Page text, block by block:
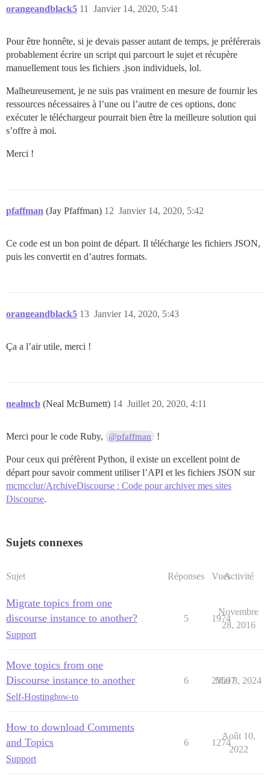
orangeandblack5 Janvier 14, 2020, 5:41
11
Pour être honnête, si je devais passer autant de temps, je préférerais
probablement écrire un script qui parcourt le sujet et récupère
manuellement tous les fichiers .json individuels, lol.
Malheureusement, je ne suis pas vraiment en mesure de fournir les
ressources nécessaires à l’une ou l’autre de ces options, donc
exécuter le téléchargeur pourrait bien être la meilleure solution qui
s’offre à moi.
Merci !
pfaffman (Jay Pfaffman) Janvier 14, 2020, 5:42
12
Ce code est un bon point de départ. Il télécharge les fichiers JSON,
puis les convertit en d’autres formats.
orangeandblack5 Janvier 14, 2020, 5:43
13
Ça a l’air utile, merci !
nealmcb (Neal McBurnett) Juillet 20, 2020, 4:11
14
Merci pour le code Ruby, @pfaffman !
Pour ceux qui préfèrent Python, il existe un excellent point de
départ pour savoir comment utiliser l’API et les fichiers JSON sur
mcmcclur/ArchiveDiscourse : Code pour archiver mes sites
Discourse.
Sujets connexes
Sujet Réponses VuesActivité
Migrate topics from one
discourse instance to another?
Support
5 1974
Novembre
28, 2016
Move topics from one
Discourse instance to another
Self-Hostinghow-to
6 23597
Mai 8, 2024
How to download Comments
and Topics
Support
6 1274
Août 10,
2022